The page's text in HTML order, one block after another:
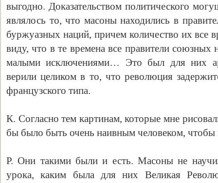
выгодно. Доказательством политического
являлось то, что масоны находились в
буржуазных наций, причем количество их все
виду, что в те времена все правители
малыми исключениями… Это был для них
верили целиком в то, что революция
французского типа.
К. Согласно тем картинам, которые мне
бы было быть очень наивным человеком,
Р. Они такими были и есть. Масоны не
урока, каким была для них Великая